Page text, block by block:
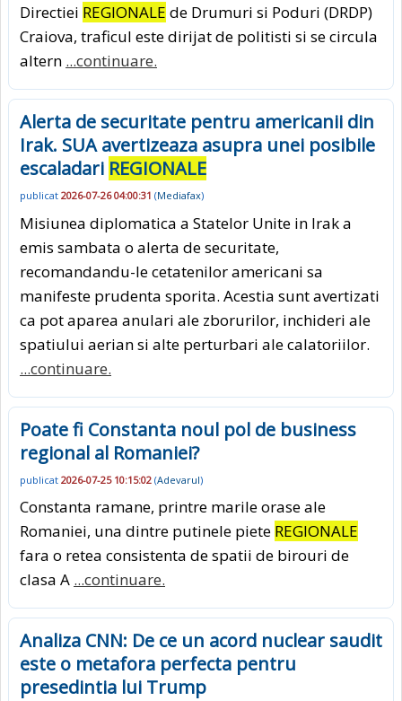
Directiei REGIONALE de Drumuri si Poduri (DRDP)
Craiova, traficul este dirijat de politisti si se circula
altern ...continuare.
Alerta de securitate pentru americanii din
Irak. SUA avertizeaza asupra unei posibile
escaladari REGIONALE
publicat 2026-07-26 04:00:31 (Mediafax)
Misiunea diplomatica a Statelor Unite in Irak a
emis sambata o alerta de securitate,
recomandandu-le cetatenilor americani sa
manifeste prudenta sporita. Acestia sunt avertizati
ca pot aparea anulari ale zborurilor, inchideri ale
spatiului aerian si alte perturbari ale calatoriilor.
...continuare.
Poate fi Constanta noul pol de business
regional al Romaniei?
publicat 2026-07-25 10:15:02 (Adevarul)
Constanta ramane, printre marile orase ale
Romaniei, una dintre putinele piete REGIONALE
fara o retea consistenta de spatii de birouri de
clasa A ...continuare.
Analiza CNN: De ce un acord nuclear saudit
este o metafora perfecta pentru
presedintia lui Trump